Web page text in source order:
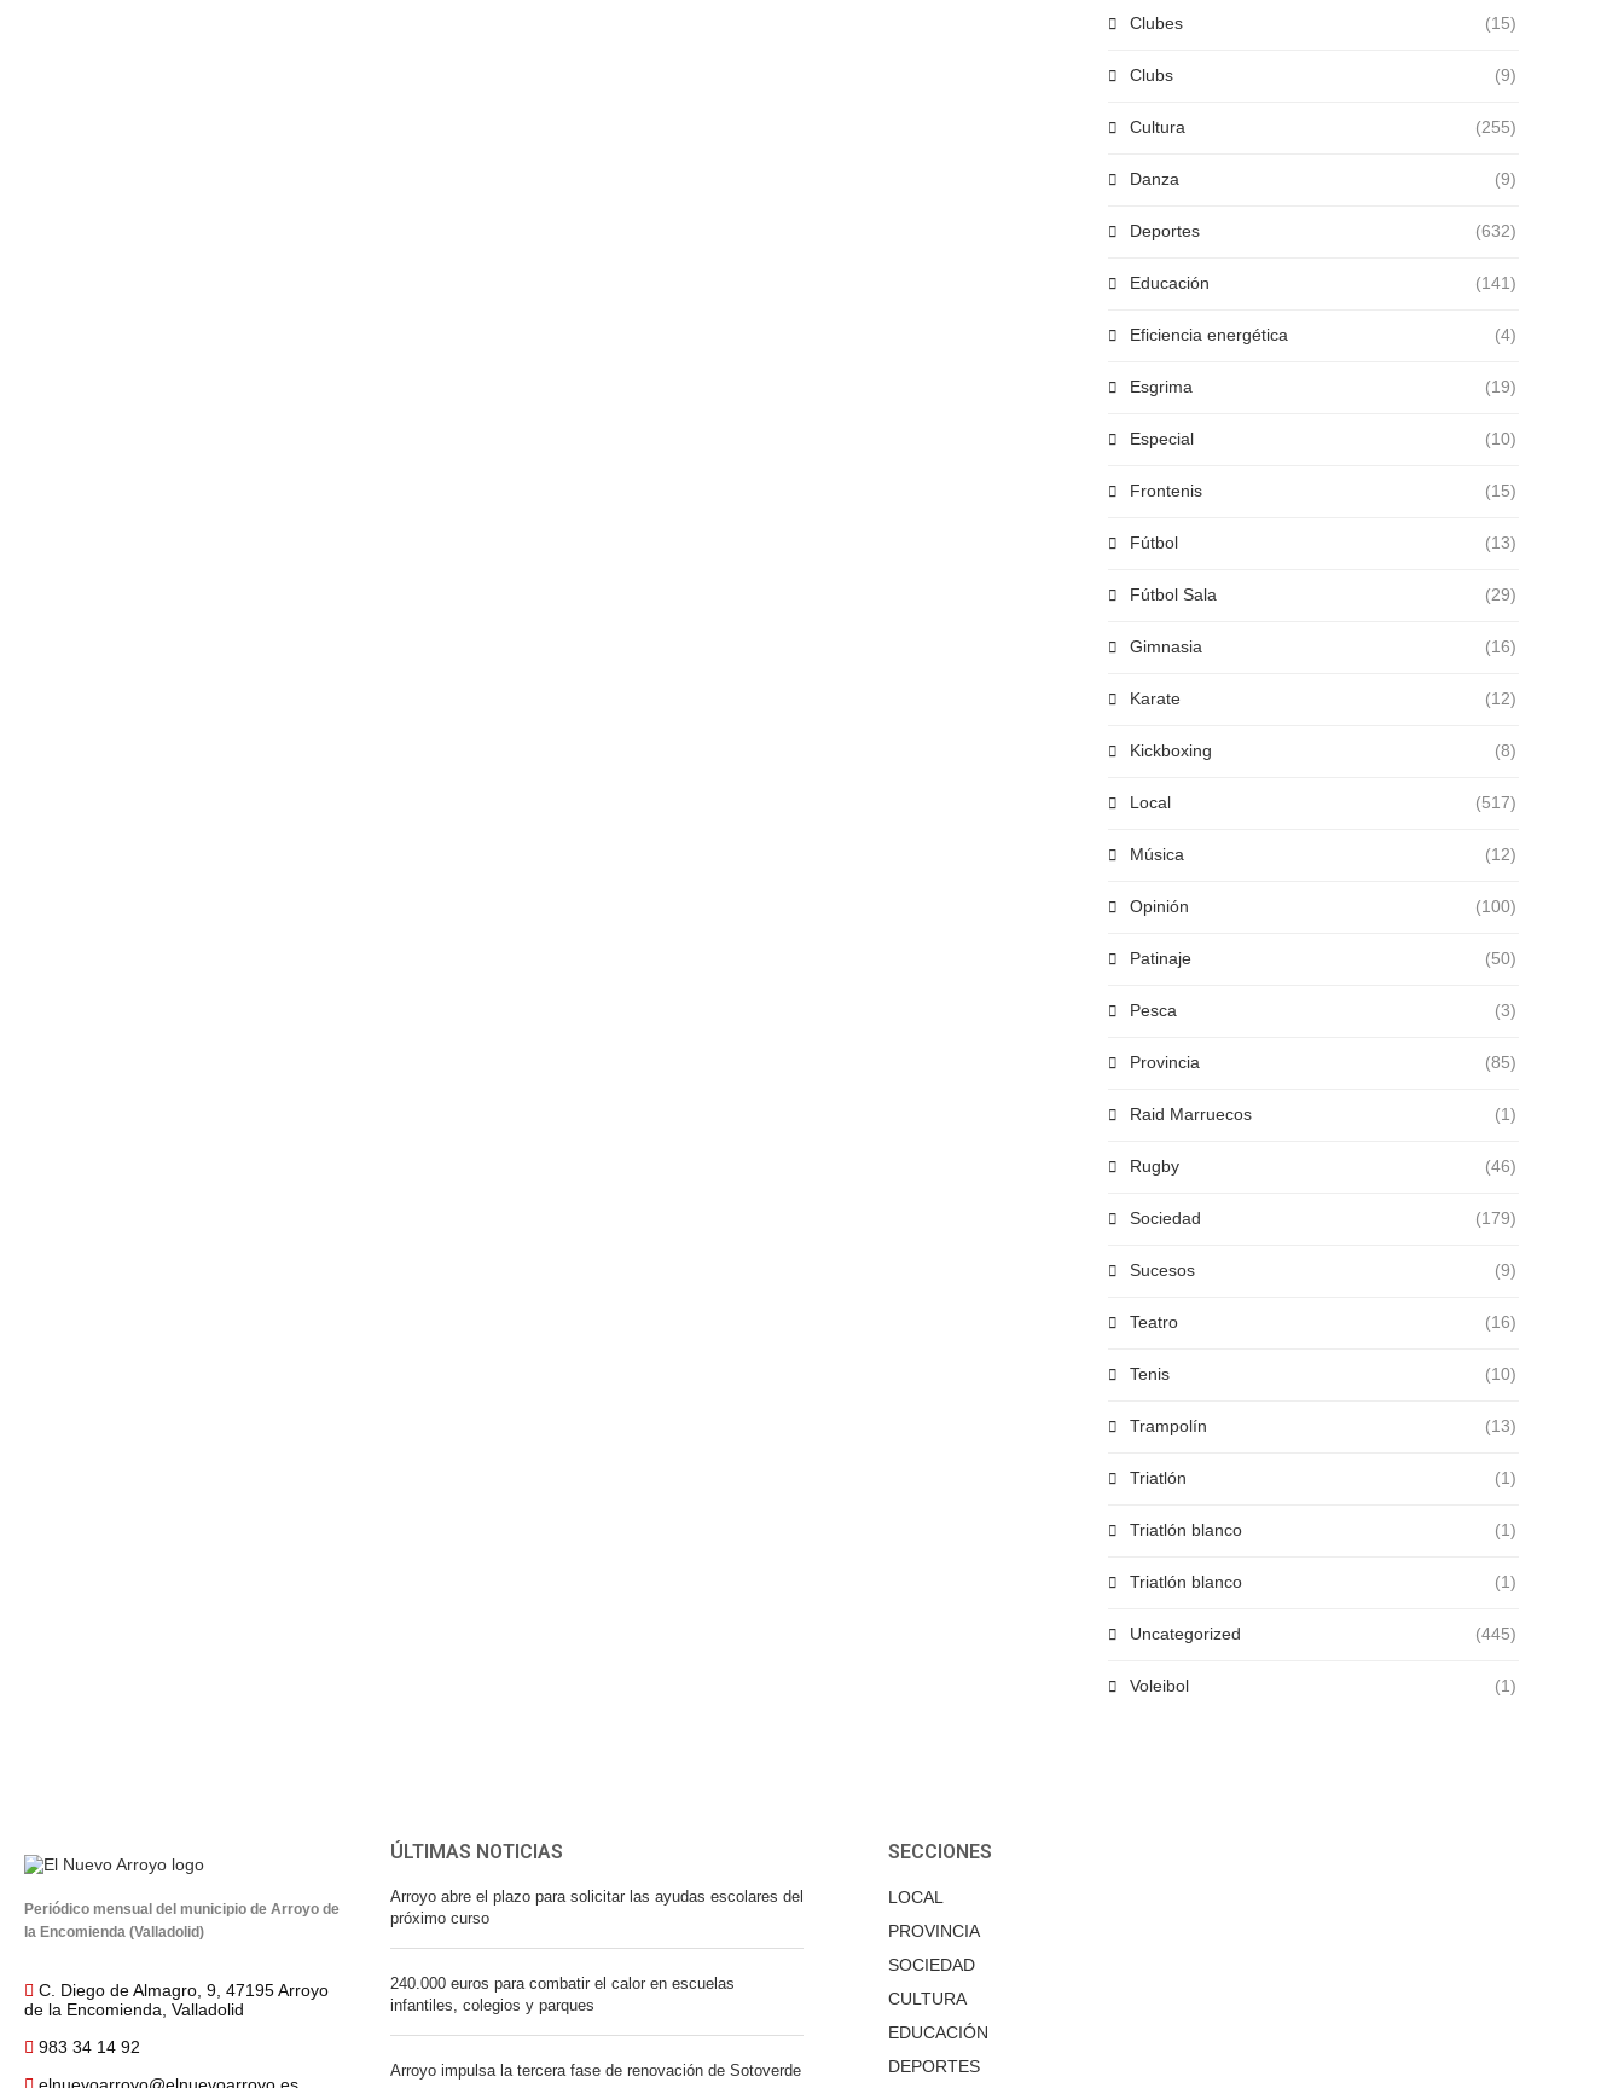
Clubes (15)
Clubs (9)
Cultura (255)
Danza (9)
Deportes (632)
Educación (141)
Eficiencia energética (4)
Esgrima (19)
Especial (10)
Frontenis (15)
Fútbol (13)
Fútbol Sala (29)
Gimnasia (16)
Karate (12)
Kickboxing (8)
Local (517)
Música (12)
Opinión (100)
Patinaje (50)
Pesca (3)
Provincia (85)
Raid Marruecos (1)
Rugby (46)
Sociedad (179)
Sucesos (9)
Teatro (16)
Tenis (10)
Trampolín (13)
Triatlón (1)
Triatlón blanco (1)
Triatlón blanco (1)
Uncategorized (445)
Voleibol (1)
Periódico mensual del municipio de Arroyo de
la Encomienda (Valladolid)
C. Diego de Almagro, 9, 47195 Arroyo
de la Encomienda, Valladolid
983 34 14 92
ÚLTIMAS NOTICIAS
Arroyo abre el plazo para solicitar las ayudas escolares del
próximo curso
240.000 euros para combatir el calor en escuelas
infantiles, colegios y parques
Arroyo impulsa la tercera fase de renovación de Sotoverde
SECCIONES
LOCAL
PROVINCIA
SOCIEDAD
CULTURA
EDUCACIÓN
DEPORTES